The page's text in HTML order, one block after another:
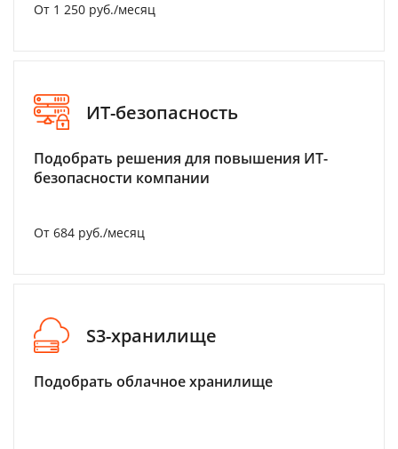
От 1 250 руб./месяц
ИТ-безопасность
Подобрать решения для повышения ИТ-
безопасности компании
От 684 руб./месяц
S3-хранилище
Подобрать облачное хранилище